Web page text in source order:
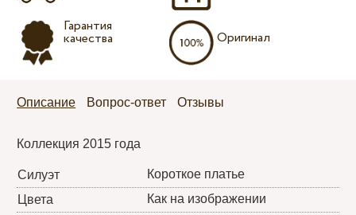
Гарантия
качества Оригинал
Описание Вопрос-ответ Отзывы
Коллекция 2015 года
Силуэт
Короткое платье
Цвета
Как на изображении